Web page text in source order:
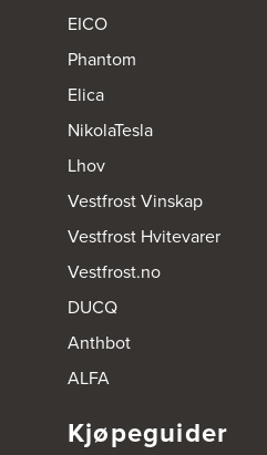
EICO
Phantom
Elica
NikolaTesla
Lhov
Vestfrost Vinskap
Vestfrost Hvitevarer
Vestfrost.no
DUCQ
Anthbot
ALFA
Kjøpeguider